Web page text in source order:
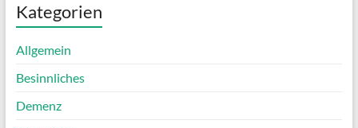
Kategorien
Allgemein
Besinnliches
Demenz